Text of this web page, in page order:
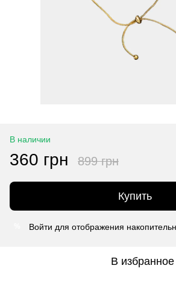
В наличии
360 грн 899 грн
Купить
Войти для отображения
В избранное